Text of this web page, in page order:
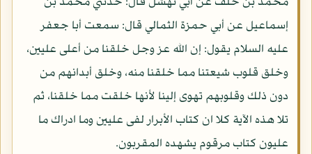
إسماعيل عن أبي حمزة الثمالي قال: سمعت أبا جعفر
عليه السلام يقول: إن الله عز وجل خلقنا من أعلى عليين،
وخلق قلوب شيعتنا مما خلقنا منه، وخلق أبدانهم من
دون ذلك وقلوبهم تهوى إلينا لأنها خلقت مما خلقنا، ثم
تلا هذه الآية كلا ان كتاب الأبرار لفى عليين وما ادراك ما
عليون كتاب مرقوم يشهده المقربون.